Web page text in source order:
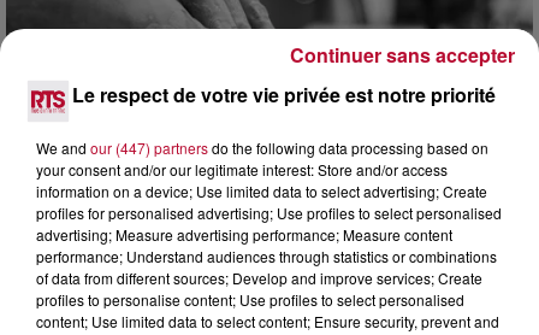
8 août 2026
OCCITANIE : CET ÉTÉ, LA CRÉATION S'EXPOSE
DANS LES ATELIERS D'ARTISANS
Le respect de votre vie privée est notre priorité
We and our (447) partnersdo the following data processing based on
your consent and/or our legitimate interest: Store and/or access
information on a device; Use limited data to select advertising; Create
profiles for personalised advertising; Use profiles to select personalised
advertising; Measure advertising performance; Measure content
performance; Understand audiences through statistics or combinations
of data from different sources; Develop and improve services; Create
profiles to personalise content; Use profiles to select personalised
content; Use limited data to select content; Ensure security, prevent and
Continuer sans accepter